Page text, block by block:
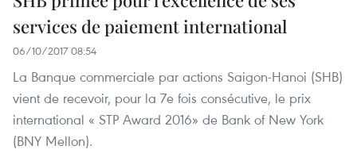
services de paiement international
06/10/2017 08:54
La Banque commerciale par actions Saigon-Hanoi (SHB)
vient de recevoir, pour la 7e fois consécutive, le prix
international « STP Award 2016» de Bank of New York
(BNY Mellon).